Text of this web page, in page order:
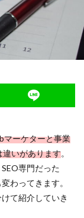
マーケターと事業
いがあります。
専門だった
わってきます。
て紹介していき